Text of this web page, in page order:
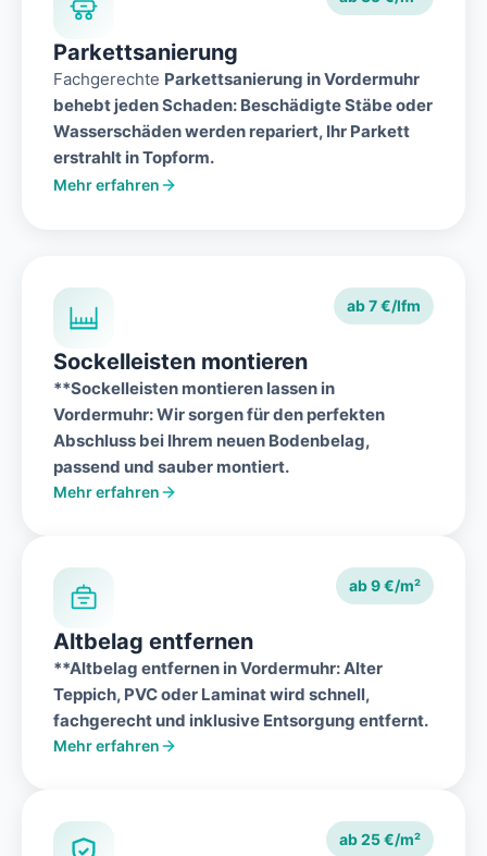
Parkettsanierung
Fachgerechte Parkettsanierung inVordermuhr
behebt jeden Schaden: Beschädigte Stäbe oder
Wasserschäden werden repariert, Ihr Parkett
erstrahlt in Topform.
Mehr erfahren
ab 7 €/lfm
Sockelleisten montieren
**Sockelleisten montieren lassen in
Vordermuhr: Wir sorgen für den perfekten
Abschluss bei Ihrem neuen Bodenbelag,
passend und sauber montiert.
Mehr erfahren
ab 9 €/m²
Altbelag entfernen
**Altbelag entfernen inVordermuhr: Alter
Teppich, PVC oder Laminat wird schnell,
fachgerecht und inklusive Entsorgung entfernt.
Mehr erfahren
ab 25 €/m²